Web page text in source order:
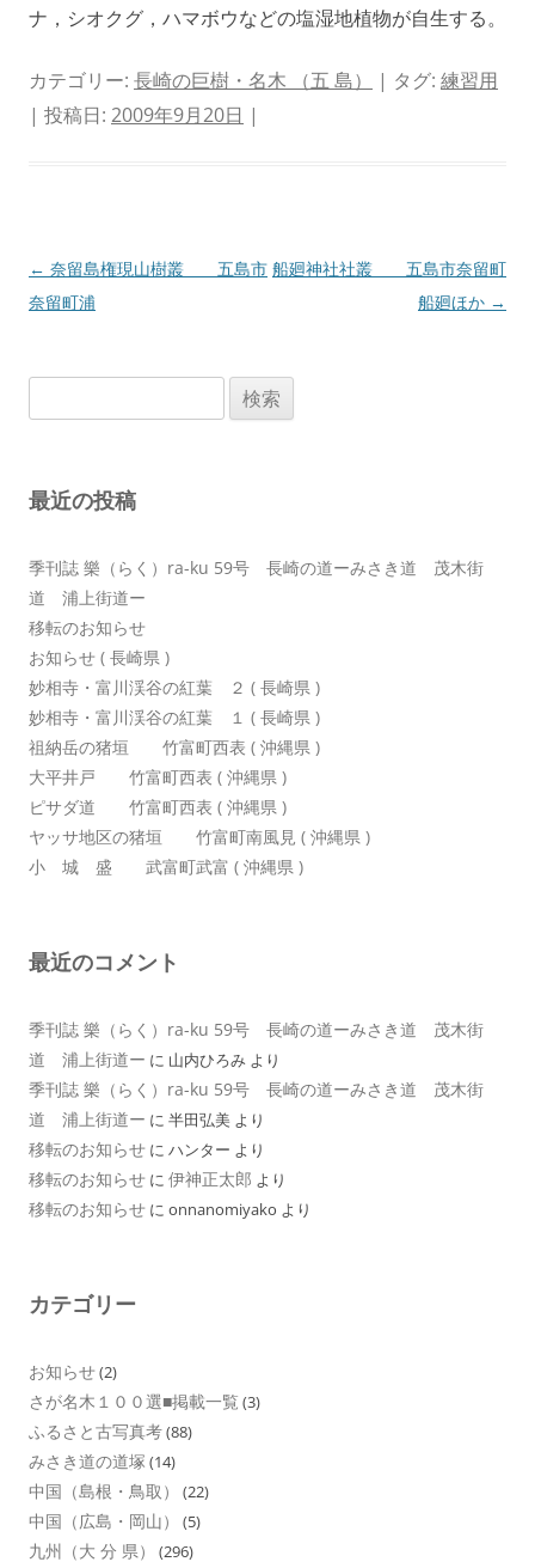
ナ，シオクグ，ハマボウなどの塩湿地植物が自生する。
カテゴリー: 長崎の巨樹・名木 （五 島） | タグ: 練習用
| 投稿日: 2009年9月20日 |
投
稿
ョ
← 奈留島権現山樹叢 五島市
奈留町浦
船廻神社社叢 五島市奈留町
船廻ほか →
索:
最近の投稿
季刊誌 樂（らく）ra-ku 59号 長崎の道ーみさき道 茂木街
道 浦上街道ー
移転のお知らせ
お知らせ ( 長崎県 )
妙相寺・富川渓谷の紅葉 ２ ( 長崎県 )
妙相寺・富川渓谷の紅葉 １ ( 長崎県 )
祖納岳の猪垣 竹富町西表 ( 沖縄県 )
大平井戸 竹富町西表 ( 沖縄県 )
ピサダ道 竹富町西表 ( 沖縄県 )
ヤッサ地区の猪垣 竹富町南風見 ( 沖縄県 )
小 城 盛 武富町武富 ( 沖縄県 )
最近のコメント
季刊誌 樂（らく）ra-ku 59号 長崎の道ーみさき道 茂木街
道 浦上街道ー に 山内ひろみ より
季刊誌 樂（らく）ra-ku 59号 長崎の道ーみさき道 茂木街
道 浦上街道ー に 半田弘美 より
移転のお知らせ に ハンター より
移転のお知らせ に 伊神正太郎 より
移転のお知らせ に onnanomiyako より
カテゴリー
お知らせ(2)
さが名木１００選■掲載一覧 (3)
ふるさと古写真考(88)
みさき道の道塚 (14)
中国（島根・鳥取） (22)
中国（広島・岡山） (5)
九州（大 分 県） (296)